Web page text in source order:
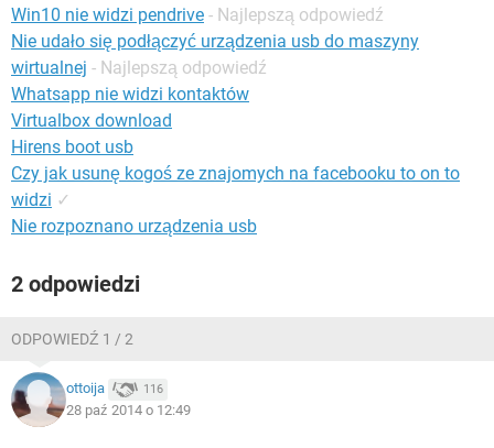
Win10 nie widzi pendrive - Najlepszą odpowiedź
Nie udało się podłączyć urządzenia usb do maszyny
wirtualnej - Najlepszą odpowiedź
Whatsapp nie widzi kontaktów
Virtualbox download
Hirens boot usb
Czy jak usunę kogoś ze znajomych na facebooku to on to
widzi ✓
Nie rozpoznano urządzenia usb
2 odpowiedzi
ODPOWIEDŹ 1 / 2
ottoija 116
28 paź 2014 o 12:49